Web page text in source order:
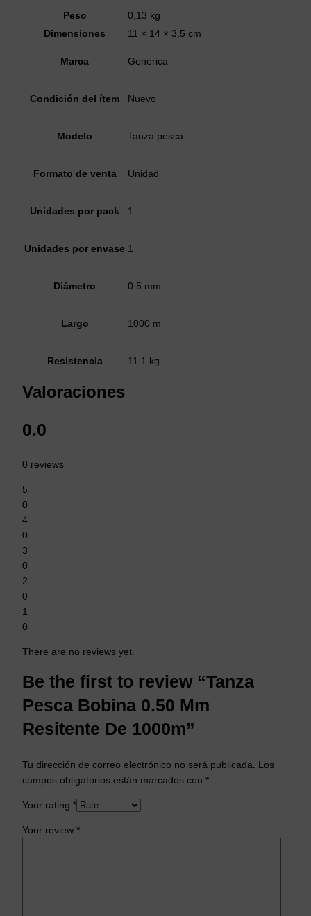
Peso
0,13 kg
Dimensiones
11 × 14 × 3,5 cm
Marca Genérica
Condición del ítem Nuevo
Modelo Tanza pesca
Formato de venta Unidad
Unidades por pack 1
Unidades por envase 1
Diámetro 0.5 mm
Largo 1000 m
Resistencia 11.1 kg
Valoraciones
0.0
0 reviews
5
0
4
0
3
0
2
0
1
0
There are no reviews yet.
Be the first to review “Tanza
Pesca Bobina 0.50 Mm
Resitente De 1000m”
Tu dirección de correo electrónico no será publicada.
Los
campos obligatorios están marcados con *
Your rating *
Your review *